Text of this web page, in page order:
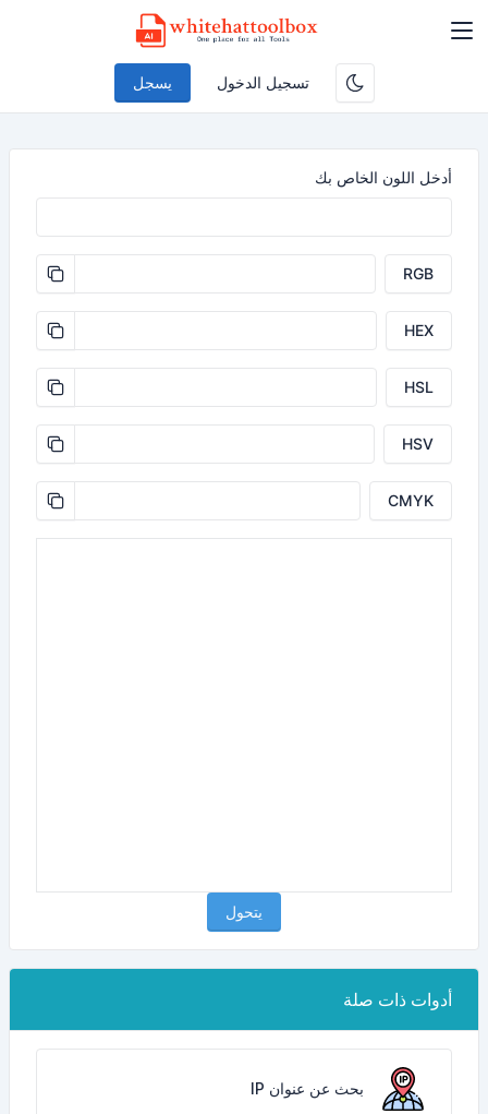
تسجيل الدخول يسجل
أدخل اللون الخاص بك
RGB
HEX
HSL
HSV
CMYK
يتحول
أدوات ذات صلة
بحث عن عنوان IP